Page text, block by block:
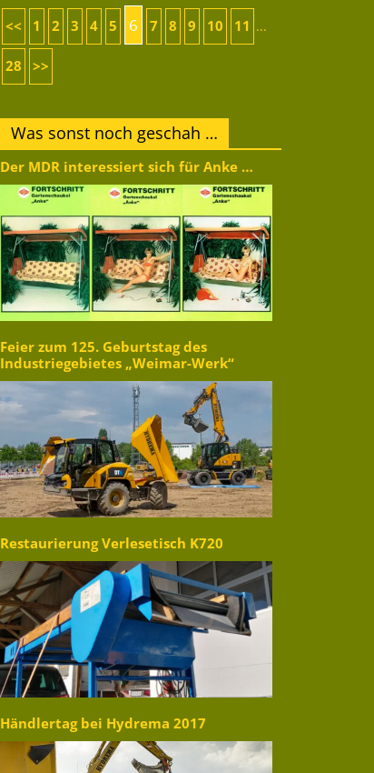
<< 1 2 3 4 5 6 7 8 9 10 11 ...
28 >>
Was sonst noch geschah …
Der MDR interessiert sich für Anke …
Feier zum 125. Geburtstag des
Industriegebietes „Weimar-Werk“
Restaurierung Verlesetisch K720
Händlertag bei Hydrema 2017